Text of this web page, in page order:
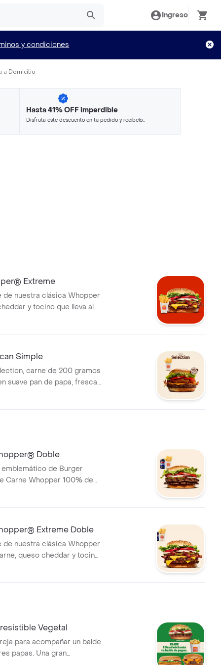
Ingreso
y condiciones
a Domicilio
Hasta 41% OFF imperdible
Disfruta este descuento en tu pedido y recíbelo
Extreme
de nuestra clásica Whopper
y tocino que lleva al
incluye Papas Fritas
Simple
carne de 200 gramos
suave pan de papa, fresca
tomate, crujiente Tocino,
Doble
emblemático de Burger
Carne Whopper 100% de
frescas lechugas,
fritas medianas o aros de
lata d
Extreme Doble
de nuestra clásica Whopper
queso cheddar y tocino
¡Tu combo incluye
Vegetal
para acompañar un balde
papas. Una gran